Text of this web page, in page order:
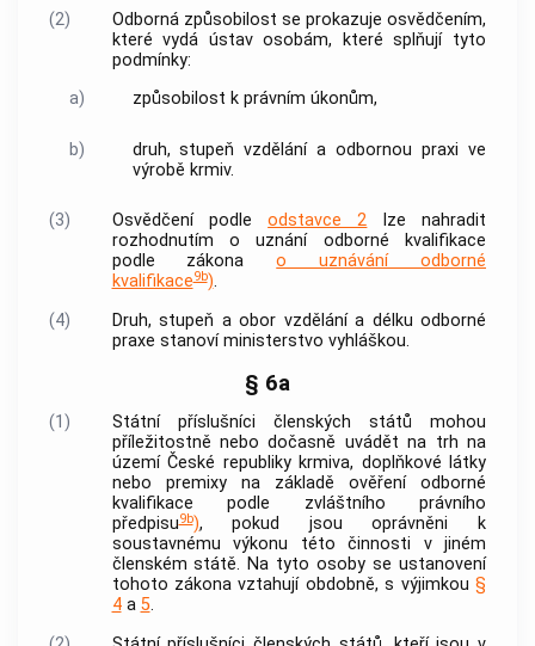
(2)
Odborná způsobilost se prokazuje osvědčením,
které vydá ústav osobám, které splňují tyto
podmínky:
a)
způsobilost k právním úkonům,
b)
druh, stupeň vzdělání a odbornou praxi ve
výrobě krmiv.
(3) Osvědčení podleodstavce 2 lze nahradit
rozhodnutím o uznání odborné kvalifikace
podle zákonao uznávání odborné
kvalifikace9b).
(4)
Druh, stupeň a obor vzdělání a délku odborné
praxe stanoví ministerstvo vyhláškou.
§ 6a
(1)
Státní příslušníci členských států mohou
příležitostně nebo dočasně uvádět na trh na
území České republiky krmiva, doplňkové látky
nebo premixy na základě ověření odborné
kvalifikace podle zvláštního právního
předpisu9b), pokud jsou oprávněni k
soustavnému výkonu této činnosti v jiném
členském státě. Na tyto osoby se ustanovení
tohoto zákona vztahují obdobně, s výjimkou §
4a 5.